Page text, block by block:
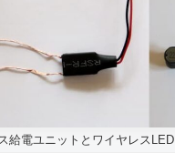
給電ユニットとワイヤレスLED